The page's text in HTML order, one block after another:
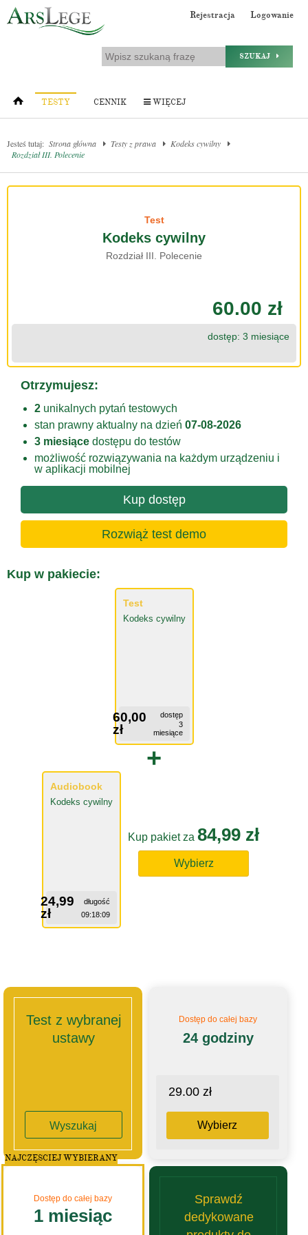
Rejestracja Logowanie
SZUKAJ
TESTY CENNIK WIĘCEJ
Jesteś tutaj: Strona główna Testy z prawa
Kodeks cywilny
Rozdział III. Polecenie
Test
Kodeks cywilny
Rozdział III. Polecenie
60.00 zł
dostęp: 3 miesiące
Otrzymujesz:
2 unikalnych pytań testowych
stan prawny aktualny na dzień 07-08-2026
3 miesiące dostępu do testów
możliwość rozwiązywania na każdym urządzeniu i
w aplikacji mobilnej
Kup dostęp
Rozwiąż test demo
Kup w pakiecie:
Test
Kodeks cywilny
60,00
zł
dostęp
3
miesiące
+
Audiobook
Kodeks cywilny
24,99
zł
długość
09:18:09
Kup pakiet za 84,99 zł
Wybierz
Test z wybranej
ustawy
Wyszukaj
Dostęp do całej bazy
24 godziny
29.00 zł
Wybierz
Dostęp do całej bazy
1 miesiąc
NAJCZĘSCIEJ WYBIERANY
Sprawdź
dedykowane